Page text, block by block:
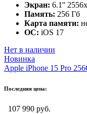
Экран: 6.1''
Память: 256 Гб
Карта памяти:
ОС: iOS 17
Нет в наличии
Новинка
Apple iPhone 15 Pro
Последняя цена:
107 990 руб.